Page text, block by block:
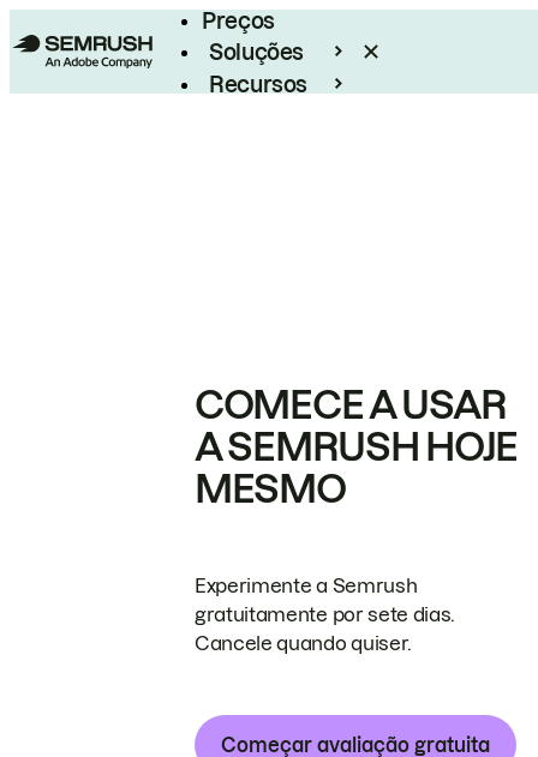
Preços
Soluções
Recursos
COMECE A USAR
A SEMRUSH HOJE
MESMO
Experimente a Semrush
gratuitamente por sete dias.
Cancele quando quiser.
Começar avaliação gratuita